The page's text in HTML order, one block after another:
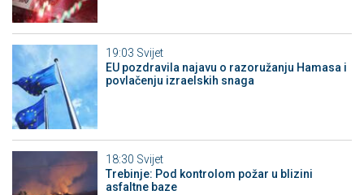
19:03 Svijet
EU pozdravila najavu o razoružanju Hamasa i
povlačenju izraelskih snaga
18:30 Svijet
Trebinje: Pod kontrolom požar u blizini
asfaltne baze